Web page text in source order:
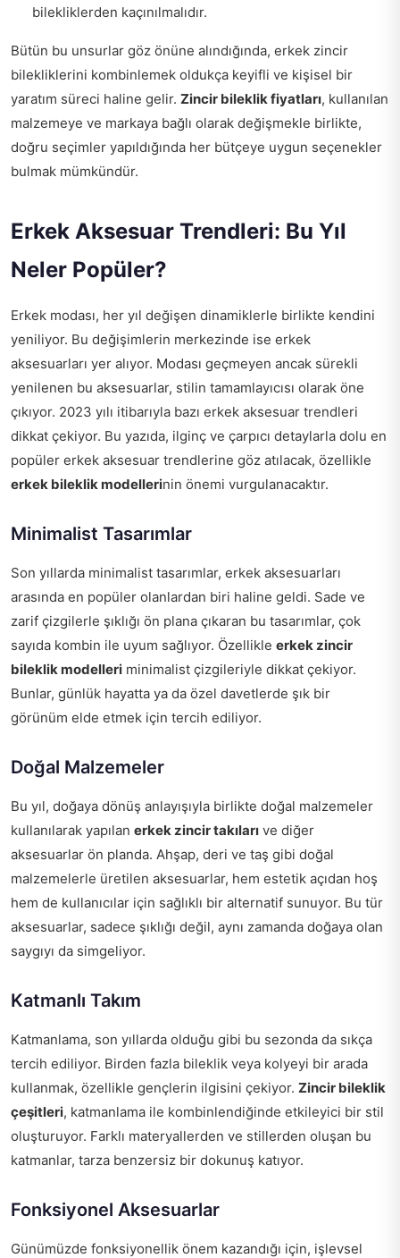
bilekliklerden kaçınılmalıdır.
Bütün bu unsurlar göz önüne alındığında, erkek zincir
bilekliklerini kombinlemek oldukça keyifli ve kişisel bir
yaratım süreci haline gelir. Zincir bileklik fiyatları, kullanılan
malzemeye ve markaya bağlı olarak değişmekle birlikte,
doğru seçimler yapıldığında her bütçeye uygun seçenekler
bulmak mümkündür.
Erkek Aksesuar Trendleri: Bu Yıl
Neler Popüler?
Erkek modası, her yıl değişen dinamiklerle birlikte kendini
yeniliyor. Bu değişimlerin merkezinde ise erkek
aksesuarları yer alıyor. Modası geçmeyen ancak sürekli
yenilenen bu aksesuarlar, stilin tamamlayıcısı olarak öne
çıkıyor. 2023 yılı itibarıyla bazı erkek aksesuar trendleri
dikkat çekiyor. Bu yazıda, ilginç ve çarpıcı detaylarla dolu en
popüler erkek aksesuar trendlerine göz atılacak, özellikle
erkek bileklik modellerinin önemi vurgulanacaktır.
Minimalist Tasarımlar
Son yıllarda minimalist tasarımlar, erkek aksesuarları
arasında en popüler olanlardan biri haline geldi. Sade ve
zarif çizgilerle şıklığı ön plana çıkaran bu tasarımlar, çok
sayıda kombin ile uyum sağlıyor. Özellikle erkek zincir
bileklik modelleri minimalist çizgileriyle dikkat çekiyor.
Bunlar, günlük hayatta ya da özel davetlerde şık bir
görünüm elde etmek için tercih ediliyor.
Doğal Malzemeler
Bu yıl, doğaya dönüş anlayışıyla birlikte doğal malzemeler
kullanılarak yapılan erkek zincir takıları ve diğer
aksesuarlar ön planda. Ahşap, deri ve taş gibi doğal
malzemelerle üretilen aksesuarlar, hem estetik açıdan hoş
hem de kullanıcılar için sağlıklı bir alternatif sunuyor. Bu tür
aksesuarlar, sadece şıklığı değil, aynı zamanda doğaya olan
saygıyı da simgeliyor.
Katmanlı Takım
Katmanlama, son yıllarda olduğu gibi bu sezonda da sıkça
tercih ediliyor. Birden fazla bileklik veya kolyeyi bir arada
kullanmak, özellikle gençlerin ilgisini çekiyor. Zincir bileklik
çeşitleri, katmanlama ile kombinlendiğinde etkileyici bir stil
oluşturuyor. Farklı materyallerden ve stillerden oluşan bu
katmanlar, tarza benzersiz bir dokunuş katıyor.
Fonksiyonel Aksesuarlar
Günümüzde fonksiyonellik önem kazandığı için, işlevsel